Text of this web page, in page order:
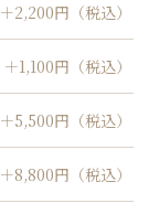
＋2,200円（税込）
＋1,100円（税込）
＋5,500円（税込）
＋8,800円（税込）